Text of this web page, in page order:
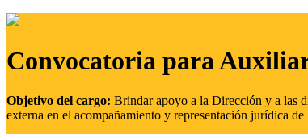
Convocatoria para
Objetivo del cargo: Brindar apoyo a la Dirección y a las
externa en el acompañamiento y representación jurídica